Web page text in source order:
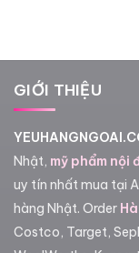
GIỚI THIỆU
Nhật, mỹ phẩm nội
uy tín nhất mua tại
hàng Nhật. Order
Costco, Target,